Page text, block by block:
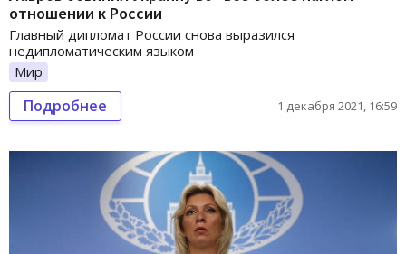
отношении к России
Главный дипломат России снова выразился
недипломатическим языком
Мир
Подробнее 1 декабря 2021, 16:59